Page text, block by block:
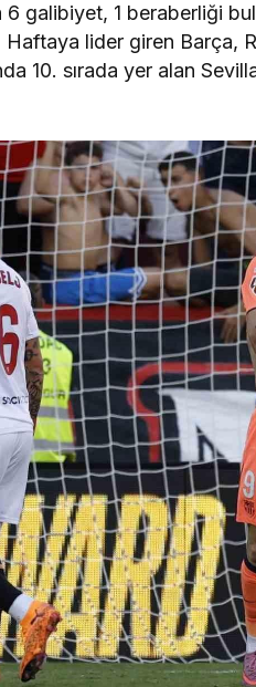
galibiyet, 1 beraberliği
lider giren Barça,
10. sırada yer alan